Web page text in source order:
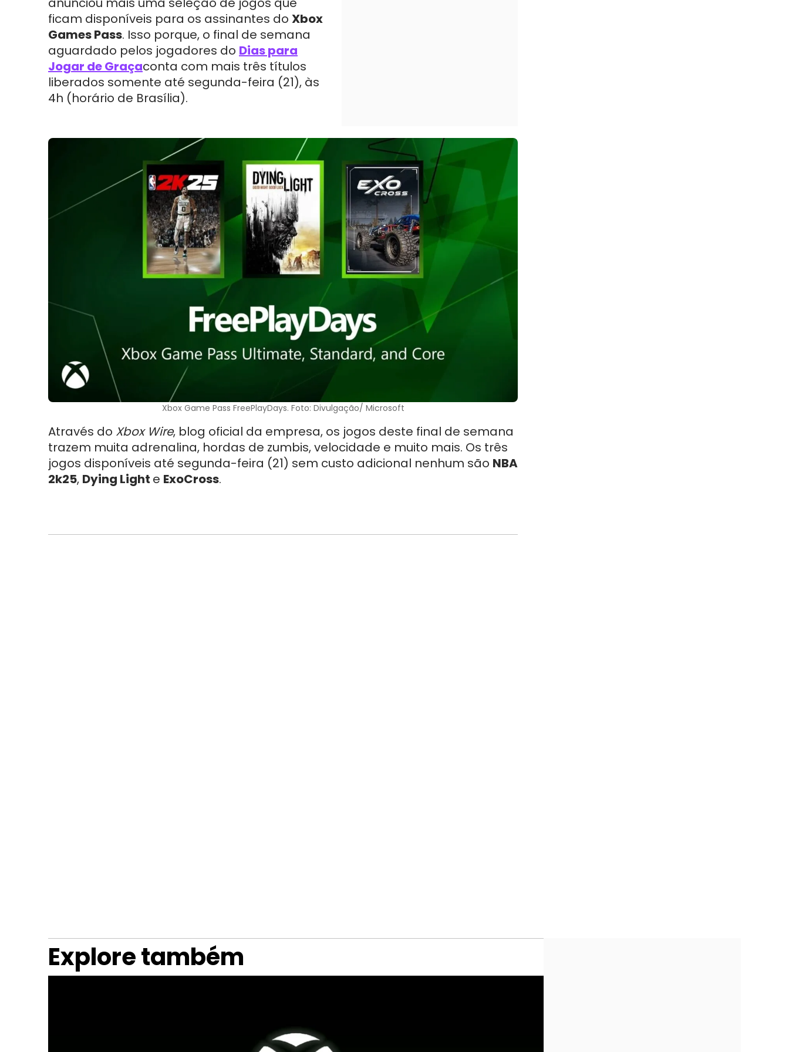
ficam disponíveis para os assinantes do Xbox
Games Pass. Isso porque, o final de semana
aguardado pelos jogadores do Dias para
Jogar de Graçaconta com mais três títulos
liberados somente até segunda-feira (21), às
4h (horário de Brasília).
Xbox Game Pass FreePlayDays. Foto: Divulgação/ Microsoft
Através do Xbox Wire, blog oficial da empresa, os jogos deste final de semana
trazem muita adrenalina, hordas de zumbis, velocidade e muito mais. Os três
jogos disponíveis até segunda-feira (21) sem custo adicional nenhum são NBA
2k25, Dying Light e ExoCross.
Explore também